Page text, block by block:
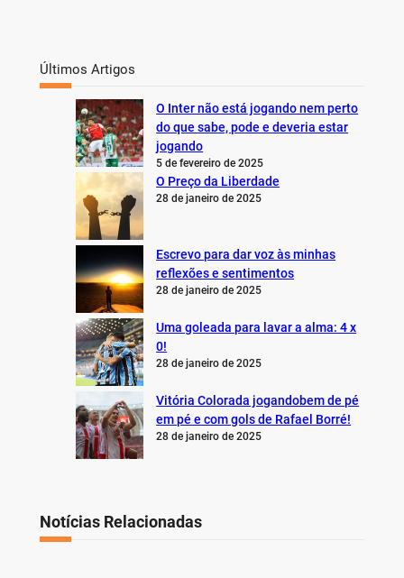
Últimos Artigos
O Inter não está jogando nem perto
do que sabe, pode e deveria estar
jogando
5 de fevereiro de 2025
O Preço da Liberdade
28 de janeiro de 2025
Escrevo para dar voz às minhas
reflexões e sentimentos
28 de janeiro de 2025
Uma goleada para lavar a alma: 4 x
0!
28 de janeiro de 2025
Vitória Colorada jogandobem de pé
em pé e com gols de Rafael Borré!
28 de janeiro de 2025
Notícias Relacionadas